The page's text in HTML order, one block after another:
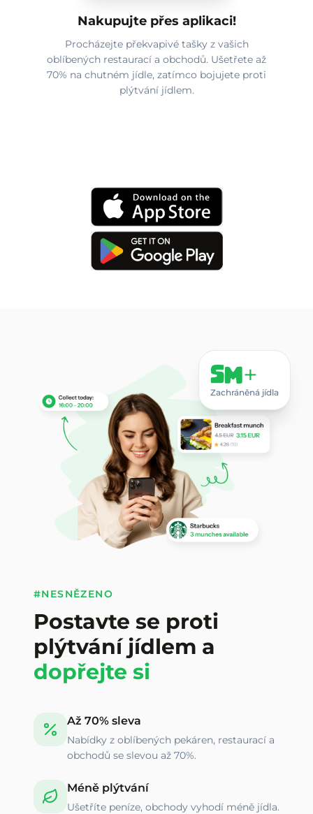
Nakupujte přes aplikaci!
Procházejte překvapivé tašky z vašich
oblíbených restaurací a obchodů. Ušetřete až
70% na chutném jídle, zatímco bojujete proti
plýtvání jídlem.
5M+
Zachráněná jídla
#NESNĚZENO
Postavte se proti
plýtvání jídlem a
dopřejte si
Až 70% sleva
Nabídky z oblíbených pekáren, restaurací a
obchodů se slevou až 70%.
Méně plýtvání
Ušetříte peníze, obchody vyhodí méně jídla.